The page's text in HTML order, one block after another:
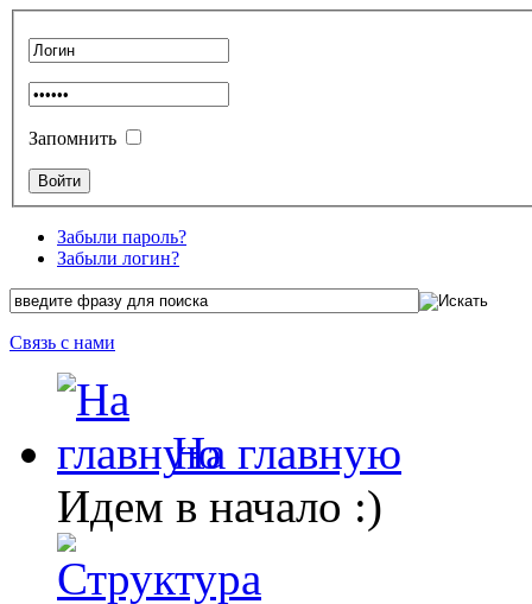
Запомнить
Забыли пароль?
Забыли логин?
Связь с нами
На главную
Идем в начало :)